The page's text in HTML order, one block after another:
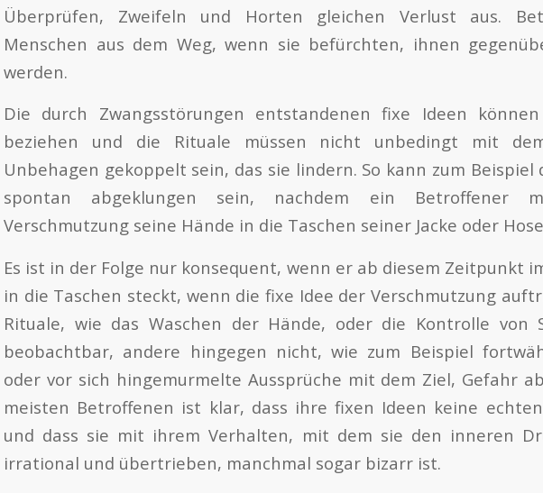
Überprüfen, Zweifeln und Horten gleichen Verlust aus.
Menschen aus dem Weg, wenn sie befürchten, ihnen
werden.
Die durch Zwangsstörungen entstandenen fixe Ideen
beziehen und die Rituale müssen nicht unbedingt mit
Unbehagen gekoppelt sein, das sie lindern. So kann zum Beispiel
spontan abgeklungen sein, nachdem ein Betroffener
Verschmutzung seine Hände in die Taschen seiner Jacke oder
Es ist in der Folge nur konsequent, wenn er ab diesem Zeitpunkt
in die Taschen steckt, wenn die fixe Idee der Verschmutzung
Rituale, wie das Waschen der Hände, oder die Kontrolle von
beobachtbar, andere hingegen nicht, wie zum Beispiel
oder vor sich hingemurmelte Aussprüche mit dem Ziel, Gefahr
meisten Betroffenen ist klar, dass ihre fixen Ideen keine
und dass sie mit ihrem Verhalten, mit dem sie den inneren
irrational und übertrieben, manchmal sogar bizarr ist.